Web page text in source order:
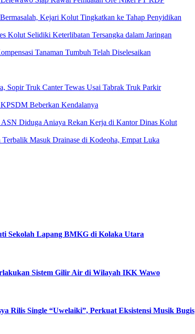
Kejari Kolut Tingkatkan ke Tahap Penyidikan
Kolut Selidiki Keterlibatan Tersangka dalam Jaringan
Tanaman Tumbuh Telah Diselesaikan
Sopir Truk Canter Tewas Usai Tabrak Truk Parkir
Beberkan Kendalanya
Diduga Aniaya Rekan Kerja di Kantor Dinas Kolut
Masuk Drainase di Kodeoha, Empat Luka
Sekolah Lapang BMKG di Kolaka Utara
Sistem Gilir Air di Wilayah IKK Wawo
Rilis Single “Uwelaiki”, Perkuat Eksistensi Musik Bugis